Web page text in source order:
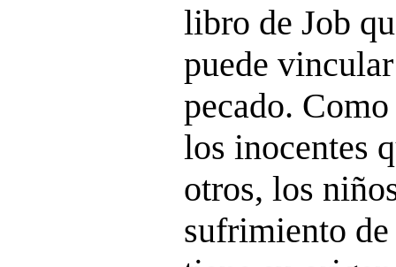
libro de Job
puede
pecado.
los inocentes
otros, los
sufrimiento